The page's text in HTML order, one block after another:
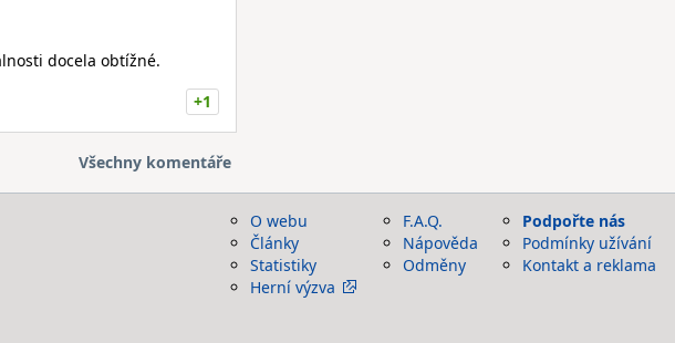
docela obtížné.
+1
Všechny komentáře
O webu
Články
Statistiky
Herní výzva
F.A.Q.
Nápověda
Odměny
Podpořte nás
Podmínky užívání
Kontakt a reklama